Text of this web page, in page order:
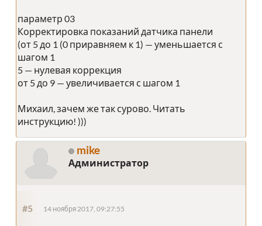
параметр 03
Корректировка показаний датчика панели
(от 5 до 1 (0 приравняем к 1) — уменьшается с
шагом 1
5 — нулевая коррекция
от 5 до 9 — увеличивается с шагом 1
Михаил, зачем же так сурово. Читать
инструкцию! )))
mike
Администратор
#5 14 ноября 2017, 09:27:55